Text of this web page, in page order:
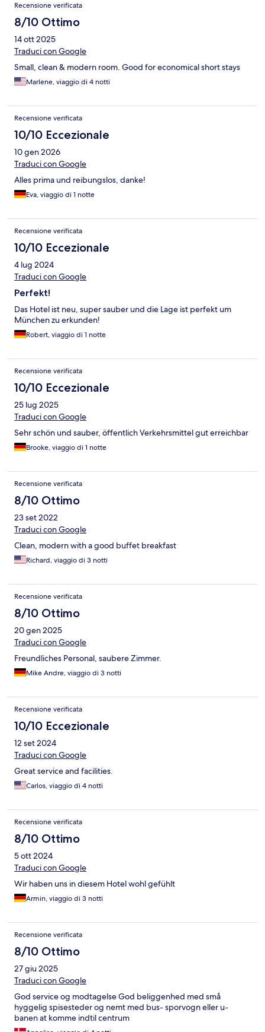
Recensione verificata
8/10 Ottimo
14 ott 2025
Traduci con Google
Small, clean & modern room. Good for economical short stays
Marlene, viaggio di 4 notti
Recensione verificata
10/10 Eccezionale
10 gen 2026
Traduci con Google
Alles prima und reibungslos, danke!
Eva, viaggio di 1 notte
Recensione verificata
10/10 Eccezionale
4 lug 2024
Traduci con Google
Perfekt!
Das Hotel ist neu, super sauber und die Lage ist perfekt um
München zu erkunden!
Robert, viaggio di 1 notte
Recensione verificata
10/10 Eccezionale
25 lug 2025
Traduci con Google
Sehr schön und sauber, öffentlich Verkehrsmittel gut erreichbar
Brooke, viaggio di 1 notte
Recensione verificata
8/10 Ottimo
23 set 2022
Traduci con Google
Clean, modern with a good buffet breakfast
Richard, viaggio di 3 notti
Recensione verificata
8/10 Ottimo
20 gen 2025
Traduci con Google
Freundliches Personal, saubere Zimmer.
Mike Andre, viaggio di 3 notti
Recensione verificata
10/10 Eccezionale
12 set 2024
Traduci con Google
Great service and facilities.
Carlos, viaggio di 4 notti
Recensione verificata
8/10 Ottimo
5 ott 2024
Traduci con Google
Wir haben uns in diesem Hotel wohl gefühlt
Armin, viaggio di 3 notti
Recensione verificata
8/10 Ottimo
27 giu 2025
Traduci con Google
God service og modtagelse God beliggenhed med små
hyggelig spisesteder og nemt med bus- sporvogn eller u-
banen at komme indtil centrum